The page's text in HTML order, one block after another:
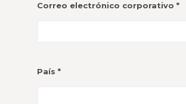
Correo electrónico corporativo *
País *